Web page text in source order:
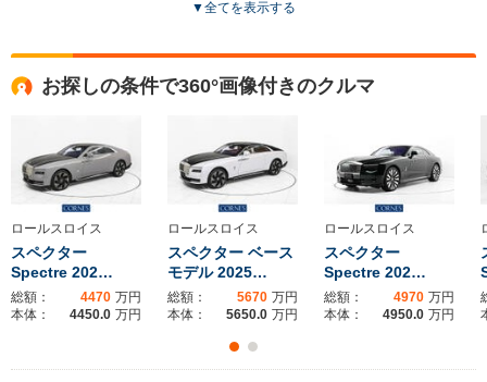
サイズ
(全長x全幅x全高)
1.58m
全幅
2.02m
ホイールベース
-m
4ドア
全高
1.57m
全幅
2m
ホイールベース
-m
ホイー
▼全てを表示する
お探しの条件で360°画像付きのクルマ
ロールスロイス
スペクター
Spectre 202…
総額： 4470 万円
本体：
4450.0 万円
ロールスロイス
スペクター ベース
モデル 2025…
総額： 5670 万円
本体：
5650.0 万円
ロールスロイス
スペクター
Spectre 202…
総額： 4970 万円
本体：
4950.0 万円